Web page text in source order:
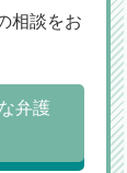
相談をお
弁護